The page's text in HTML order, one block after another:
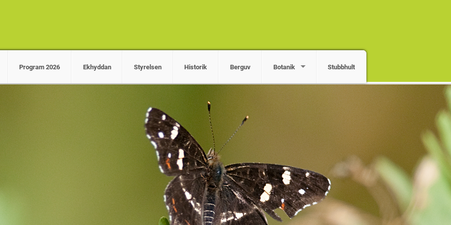
Program 2026 Ekhyddan Styrelsen Historik Berguv Botanik Stubbhult